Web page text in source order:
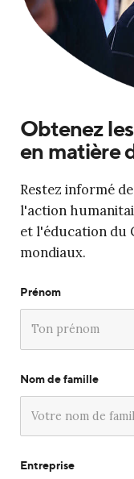
Obtenez
en matière
Restez informé
l'action
et l'éducation du
mondiaux.
Prénom
Nom de famille
Entreprise